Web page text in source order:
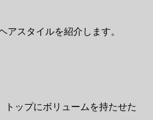
アスタイルを紹介します。
トップにボリュームを持たせた